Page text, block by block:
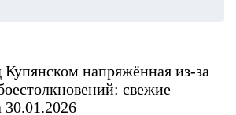
Купянском напряжённая из-за
свежие
30.01.2026